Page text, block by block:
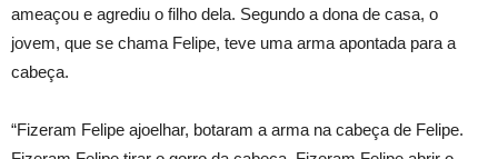
ameaçou e agrediu o filho dela. Segundo a dona de casa, o
jovem, que se chama Felipe, teve uma arma apontada para a
cabeça.
“Fizeram Felipe ajoelhar, botaram a arma na cabeça de Felipe.